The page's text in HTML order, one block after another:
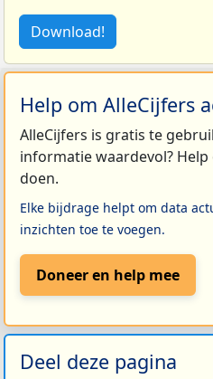
Download!
Help om AlleCijfers
AlleCijfers is gratis te
informatie waardevol?
doen.
Elke bijdrage helpt om data
inzichten toe te voegen.
Doneer en help mee
Deel deze pagina